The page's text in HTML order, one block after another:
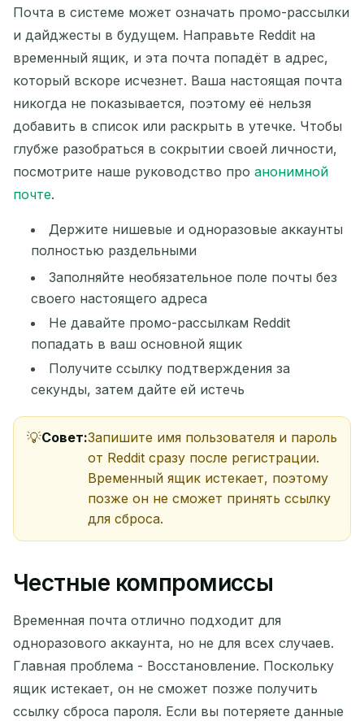
Почта в системе может означать промо-рассылки
и дайджесты в будущем. Направьте Reddit на
временный ящик, и эта почта попадёт в адрес,
который вскоре исчезнет. Ваша настоящая почта
никогда не показывается, поэтому её нельзя
добавить в список или раскрыть в утечке. Чтобы
глубже разобраться в сокрытии своей личности,
посмотрите наше руководство про анонимной
почте.
Держите нишевые и одноразовые аккаунты
полностью раздельными
Заполняйте необязательное поле почты без
своего настоящего адреса
Не давайте промо-рассылкам Reddit
попадать в ваш основной ящик
Получите ссылку подтверждения за
секунды, затем дайте ей истечь
Совет:Запишите имя пользователя и пароль
от Reddit сразу после регистрации.
Временный ящик истекает, поэтому
позже он не сможет принять ссылку
для сброса.
Честные компромиссы
Временная почта отлично подходит для
одноразового аккаунта, но не для всех случаев.
Главная проблема - Восстановление. Поскольку
ящик истекает, он не сможет позже получить
ссылку сброса пароля. Если вы потеряете данные